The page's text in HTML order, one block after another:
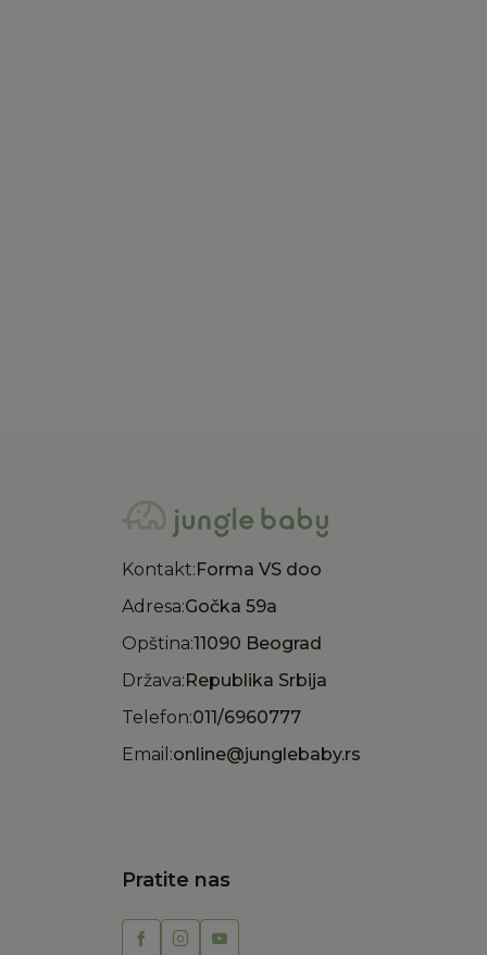
Kontakt: Forma VS doo
Adresa:Gočka 59a
Opština:11090 Beograd
Država: Republika Srbija
Telefon:011/6960777
Email:online@junglebaby.rs
Pratite nas